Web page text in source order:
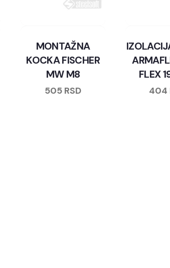
MONTAŽNA
KOCKA FISCHER
MW M8
505 RSD
FLEX
404